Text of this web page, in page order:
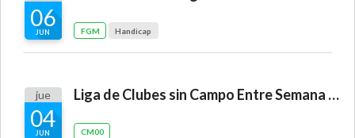
06
JUN FGM Handicap
jue
04
JUN
Liga de Clubes sin Campo Entre Semana "Air Golf Club"
CM00